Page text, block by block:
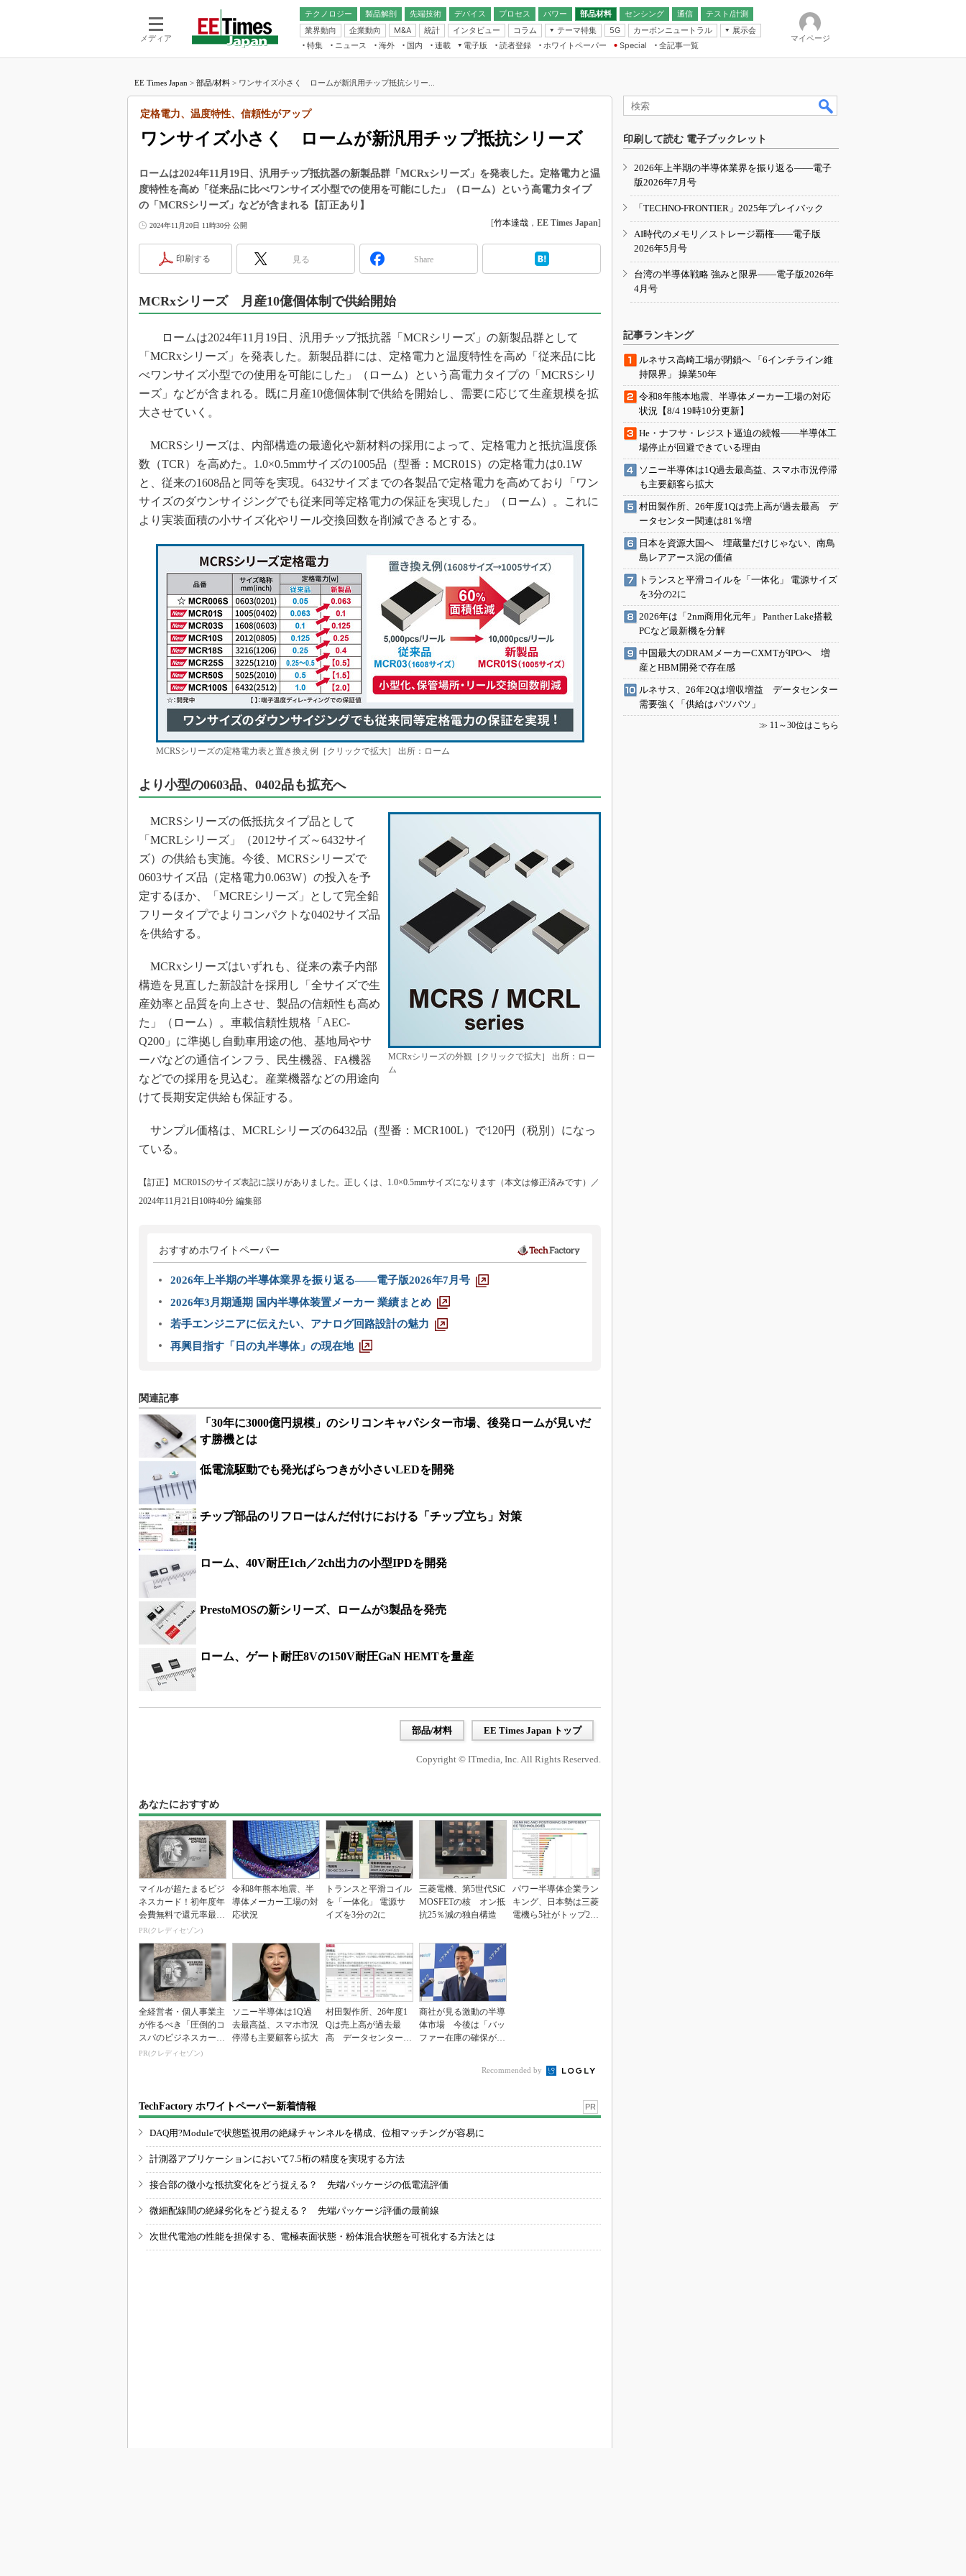
メディア
テクノロジー 製品解剖
先端技術
電池／エネルギー
デバイス
アナログ
マイコン
プロセス パワー 部品材料 センシング
通信
無線
テスト/計測
業界動向
企業動向 M&A 統計 インタビュー コラム
テーマ特集
フィジカルAI
読者調査（EE Times Research）
エレクトロニクス入門（EDN
5G カーボンニュートラル
展示会
IoT・エッジコンピューティング
EXPO
TECHNO-FRONTIER
人とくるま展
特集 ニュース 海外 国内
連載
福田昭のデバイス通信
湯之上隆のナノフォーカス
大山聡の業界スコープ
リタイア直前エンジニアの社会人大
学漂流記
この10年で起こったこと、次の10年
製品分解で探るアジアの新トレンド
“異端児エンジニア”が仕掛けた社内
改革、執念の180日
イノベーションは日本を救うのか
「英語に愛されないエンジニア」の
ための新行動論
電子版
電子ブックレット
読者登録 ホワイトペーパー
Special
全記事一覧
マイページ
EE Times Japan > 部品/材料 > ワンサイズ小さく ロームが新汎用チップ抵抗シリー...
ワンサイズ小さく ロームが新汎用チップ抵抗シリーズ
定格電力、温度特性、信頼性がアップ
ロームは2024年11月19日、汎用チップ抵抗器の新製品群「MCRxシリーズ」を発表した。定格電力と温
度特性を高め「従来品に比べワンサイズ小型での使用を可能にした」（ローム）という高電力タイプ
の「MCRSシリーズ」などが含まれる【訂正あり】
2024年11月20日 11時30分 公開 [竹本達哉 ， EE Times Japan]
印刷する 見る Share
MCRxシリーズ 月産10億個体制で供給開始
ロームは2024年11月19日、汎用チップ抵抗器「MCRシリーズ」の新製品群として
「MCRxシリーズ」を発表した。新製品群には、定格電力と温度特性を高め「従来品に比
べワンサイズ小型での使用を可能にした」（ローム）という高電力タイプの「MCRSシリ
ーズ」などが含まれる。既に月産10億個体制で供給を開始し、需要に応じて生産規模を拡
大させていく。
MCRSシリーズは、内部構造の最適化や新材料の採用によって、定格電力と抵抗温度係
数（TCR）を高めた。1.0×0.5mmサイズの1005品（型番：MCR01S）の定格電力は0.1W
と、従来の1608品と同等を実現。6432サイズまでの各製品で定格電力を高めており「ワン
サイズのダウンサイジングでも従来同等定格電力の保証を実現した」（ローム）。これに
より実装面積の小サイズ化やリール交換回数を削減できるとする。
MCRSシリーズの定格電力表と置き換え例［クリックで拡大］ 出所：ローム
より小型の0603品、0402品も拡充へ
MCRxシリーズの外観［クリックで拡大］ 出所：ロー
ム
MCRSシリーズの低抵抗タイプ品として
「MCRLシリーズ」（2012サイズ～6432サイ
ズ）の供給も実施。今後、MCRSシリーズで
0603サイズ品（定格電力0.063W）の投入を予
定するほか、「MCREシリーズ」として完全鉛
フリータイプでよりコンパクトな0402サイズ品
を供給する。
MCRxシリーズはいずれも、従来の素子内部
構造を見直した新設計を採用し「全サイズで生
産効率と品質を向上させ、製品の信頼性も高め
た」（ローム）。車載信頼性規格「AEC-
Q200」に準拠し自動車用途の他、基地局やサ
ーバなどの通信インフラ、民生機器、FA機器
などでの採用を見込む。産業機器などの用途向
けて長期安定供給も保証する。
サンプル価格は、MCRLシリーズの6432品（型番：MCR100L）で120円（税別）になっ
ている。
【訂正】MCR01Sのサイズ表記に誤りがありました。正しくは、1.0×0.5mmサイズになります（本文は修正済みです）／
2024年11月21日10時40分 編集部
おすすめホワイトペーパー
2026年上半期の半導体業界を振り返る――電子版2026年7月号
2026年3月期通期 国内半導体装置メーカー 業績まとめ
若手エンジニアに伝えたい、アナログ回路設計の魅力
再興目指す「日の丸半導体」の現在地
関連記事
「30年に3000億円規模」のシリコンキャパシター市場、後発ロームが見いだ
す勝機とは
低電流駆動でも発光ばらつきが小さいLEDを開発
チップ部品のリフローはんだ付けにおける「チップ立ち」対策
ローム、40V耐圧1ch／2ch出力の小型IPDを開発
PrestoMOSの新シリーズ、ロームが3製品を発売
ローム、ゲート耐圧8Vの150V耐圧GaN HEMTを量産
部品/材料 EE Times Japan トップ
Copyright © ITmedia, Inc. All Rights Reserved.
あなたにおすすめ
マイルが超たまるビジ
ネスカード！初年度年
会費無料で還元率最大
1.125%
PR(クレディセゾン)
令和8年熊本地震、半
導体メーカー工場の対
応状況
トランスと平滑コイル
を「一体化」 電源サ
イズを3分の2に
三菱電機、第5世代SiC
MOSFETの核 オン抵
抗25％減の独自構造
パワー半導体企業ラン
キング、日本勢は三菱
電機ら5社がトップ20
全経営者・個人事業主
が作るべき「圧倒的コ
スパのビジネスカー
ド」
PR(クレディセゾン)
ソニー半導体は1Q過
去最高益、スマホ市況
停滞も主要顧客ら拡大
村田製作所、26年度1
Qは売上高が過去最
高 データセンター関
商社が見る激動の半導
体市場 今後は「バッ
ファー在庫の確保が重
Recommended by
TechFactory ホワイトペーパー新着情報 PR
DAQ用?Moduleで状態監視用の絶縁チャンネルを構成、位相マッチングが容易に
計測器アプリケーションにおいて7.5桁の精度を実現する方法
接合部の微小な抵抗変化をどう捉える？ 先端パッケージの低電流評価
微細配線間の絶縁劣化をどう捉える？ 先端パッケージ評価の最前線
次世代電池の性能を担保する、電極表面状態・粉体混合状態を可視化する方法とは
印刷して読む 電子ブックレット
2026年上半期の半導体業界を振り返る――電子
版2026年7月号
「TECHNO-FRONTIER」2025年プレイバック
AI時代のメモリ／ストレージ覇権――電子版
2026年5月号
台湾の半導体戦略 強みと限界――電子版2026年
4月号
記事ランキング
ルネサス高崎工場が閉鎖へ 「6インチライン維
持限界」 操業50年
令和8年熊本地震、半導体メーカー工場の対応
状況【8/4 19時10分更新】
He・ナフサ・レジスト逼迫の続報――半導体工
場停止が回避できている理由
ソニー半導体は1Q過去最高益、スマホ市況停滞
も主要顧客ら拡大
村田製作所、26年度1Qは売上高が過去最高 デ
ータセンター関連は81％増
日本を資源大国へ 埋蔵量だけじゃない、南鳥
島レアアース泥の価値
トランスと平滑コイルを「一体化」 電源サイズ
を3分の2に
2026年は「2nm商用化元年」 Panther Lake搭載
PCなど最新機を分解
中国最大のDRAMメーカーCXMTがIPOへ 増
産とHBM開発で存在感
ルネサス、26年2Qは増収増益 データセンター
需要強く「供給はパツパツ」
≫ 11～30位はこちら